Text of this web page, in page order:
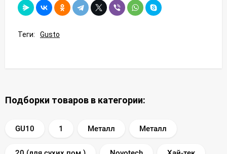
Теги: Gusto
Подборки товаров в категории:
GU10 1 Металл Металл